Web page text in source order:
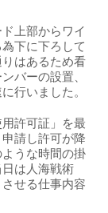
上部からワイ
下に下ろして
はあるため看
バーの設置、
行いました。
許可証」を最
請し許可が降
うな時間の掛
は人海戦術
せる仕事内容